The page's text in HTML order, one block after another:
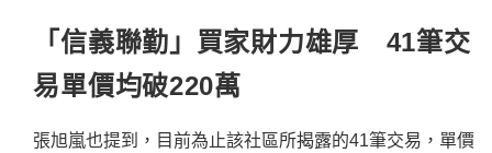
「信義聯勤」買家財力雄厚 41筆交
易單價均破220萬
張旭嵐也提到，目前為止該社區所揭露的41筆交易，單價